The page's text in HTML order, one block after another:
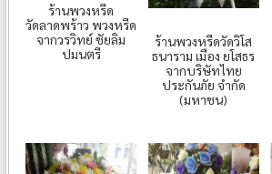
ร้านพวงหรีด
วัดลาดพร้าว พวงหรีด
จากวรวิทย์ ชัยลิม
ปมนตรี
ร้านพวงหรีดวัดวิโส
ธนาราม เมือง ยโสธร
จากบริษัทไทย
ประกันภัย จำกัด
(มหาชน)